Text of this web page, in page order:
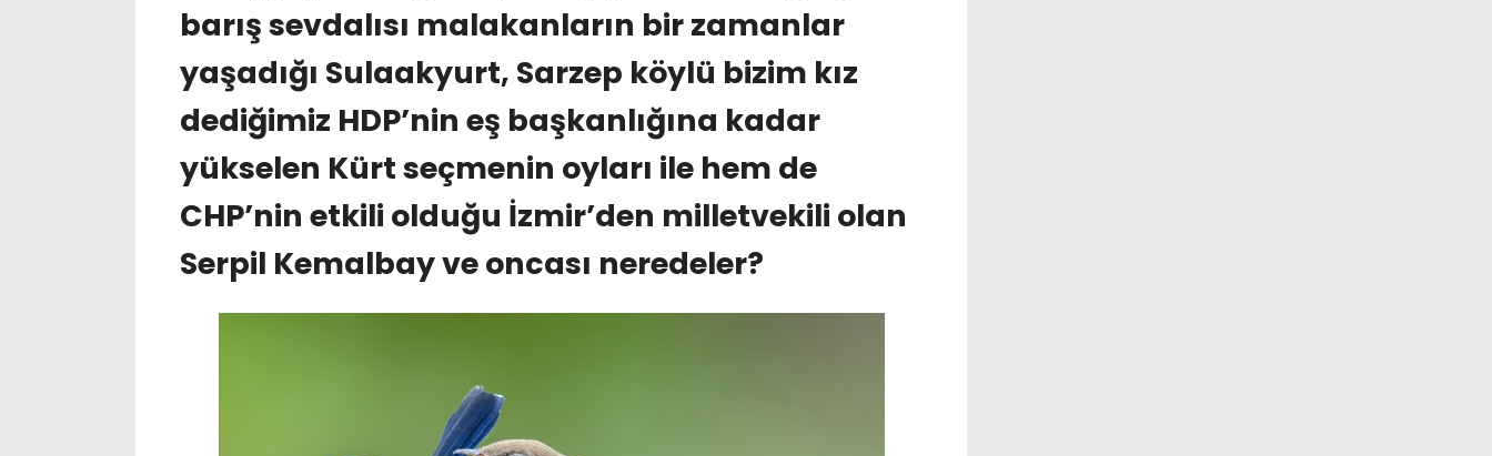
barış sevdalısı malakanların bir zamanlar
yaşadığı Sulaakyurt, Sarzep köylü bizim kız
dediğimiz HDP’nin eş başkanlığına kadar
yükselen Kürt seçmenin oyları ile hem de
CHP’nin etkili olduğu İzmir’den milletvekili olan
Serpil Kemalbay ve oncası neredeler?